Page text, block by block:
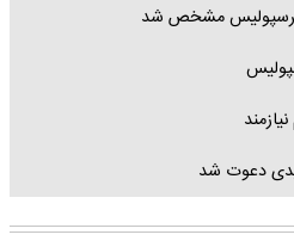
پرسپولیس مشخص شد
دعوت شد